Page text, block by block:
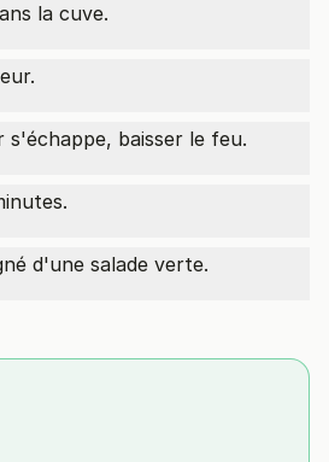
la cuve.
s'échappe, baisser le feu.
d'une salade verte.